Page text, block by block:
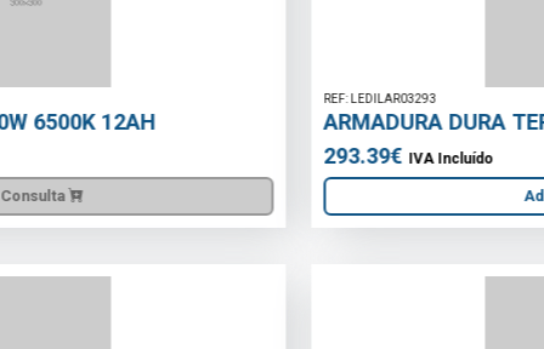
ARMADURA DURA TERMAX 120CM 35W 4000K